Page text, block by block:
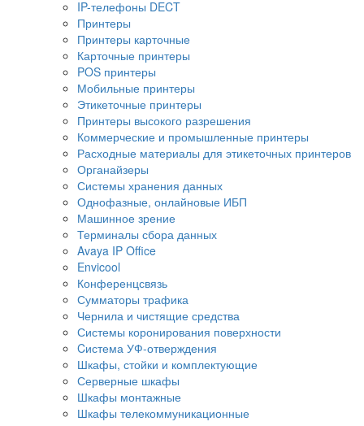
IP-телефоны DECT
Принтеры
Принтеры карточные
Карточные принтеры
POS принтеры
Мобильные принтеры
Этикеточные принтеры
Принтеры высокого разрешения
Коммерческие и промышленные принтеры
Расходные материалы для этикеточных принтеров
Органайзеры
Системы хранения данных
Однофазные, онлайновые ИБП
Машинное зрение
Терминалы сбора данных
Avaya IP Office
Envicool
Конференцсвязь
Сумматоры трафика
Чернила и чистящие средства
Системы коронирования поверхности
Cистема УФ-отверждения
Шкафы, стойки и комплектующие
Серверные шкафы
Шкафы монтажные
Шкафы телекоммуникационные